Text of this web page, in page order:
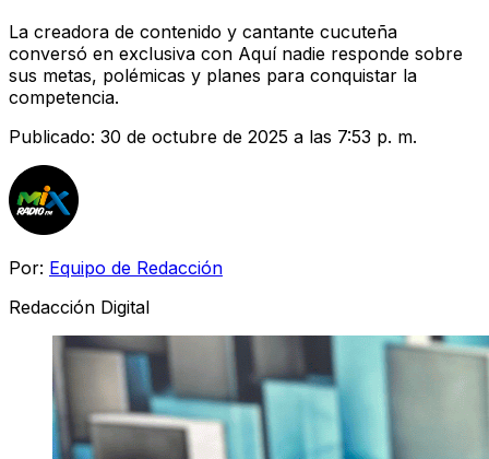
La creadora de contenido y cantante cucuteña
conversó en exclusiva con Aquí nadie responde sobre
sus metas, polémicas y planes para conquistar la
competencia.
Publicado: 30 de octubre de 2025 a las 7:53 p. m.
Por: Equipo de Redacción
Redacción Digital